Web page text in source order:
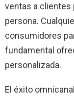
ventas a clientes
persona.
consumidores
fundamental
personalizada.
El éxito